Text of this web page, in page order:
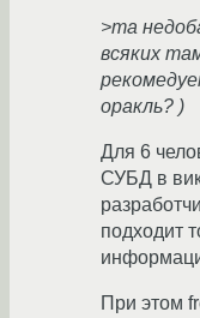
>та
всяких
оракль? )
Для 6
СУБД в
подходит
При этом